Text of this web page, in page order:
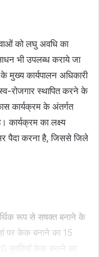
को लघु अवधि का
भी उपलब्ध कराये जा
मुख्य कार्यपालन अधिकारी
रोजगार स्थापित करने के
कार्यक्रम के अंतर्गत
कार्यक्रम का लक्ष्य
पैदा करना है, जिससे जिले
रूप से सषक्त बनाने के
पर केक बनाने का 15
युवतियॉ केक बनाने का